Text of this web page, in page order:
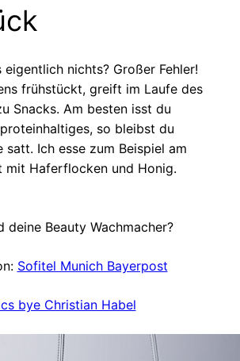
nichts? Großer Fehler!
frühstückt, greift im Laufe des
Snacks. Am besten isst du
so bleibst du
satt. Ich esse zum Beispiel am
mit Haferflocken und Honig.
deine Beauty Wachmacher?
Sofitel Munich Bayerpost
bye Christian Habel